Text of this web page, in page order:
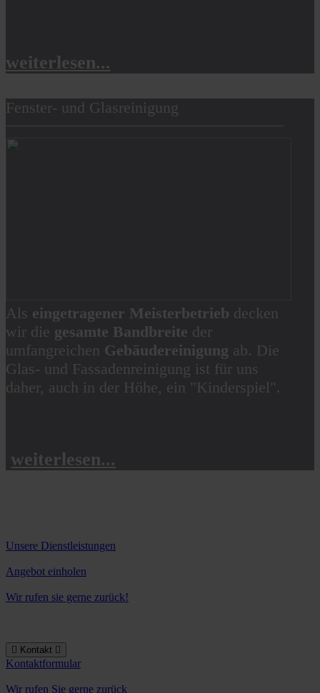
weiterlesen...
Fenster- und Glasreinigung
Als eingetragener Meisterbetrieb decken
wir die gesamte Bandbreite der
umfangreichen Gebäudereinigung ab. Die
Glas- und Fassadenreinigung ist für uns
daher, auch in der Höhe, ein "Kinderspiel".
weiterlesen...
Unsere Dienstleistungen
Angebot einholen
Wir rufen sie gerne zurück!
Kontakt
Kontaktformular
Wir rufen Sie gerne zurück